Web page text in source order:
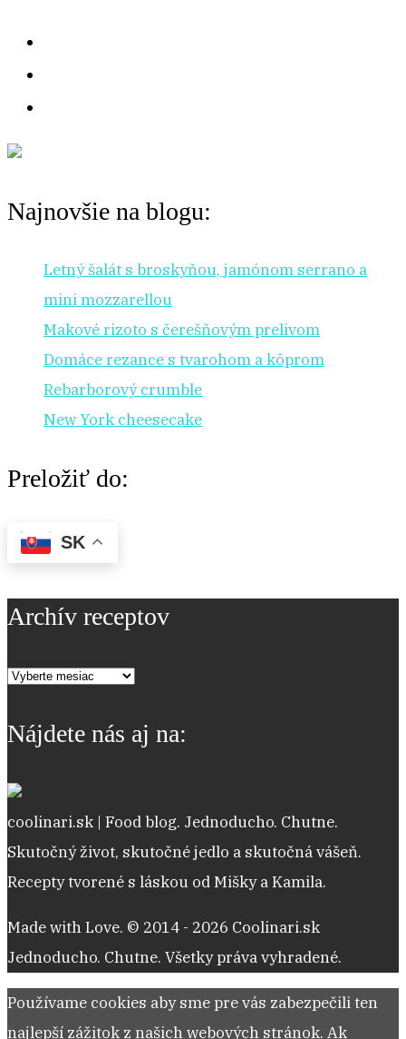
Najnovšie na blogu:
Letný šalát s broskyňou, jamónom serrano a
mini mozzarellou
Makové rizoto s čerešňovým prelivom
Domáce rezance s tvarohom a kôprom
Rebarborový crumble
New York cheesecake
Preložiť do:
SK
Archív receptov
Archív
Nájdete nás aj na:
coolinari.sk | Food blog. Jednoducho. Chutne.
Skutočný život, skutočné jedlo a skutočná vášeň.
Recepty tvorené s láskou od Mišky a Kamila.
Made with Love. © 2014 - 2026 Coolinari.sk
Jednoducho. Chutne. Všetky práva vyhradené.
Používame cookies aby sme pre vás zabezpečili ten
najlepší zážitok z našich webových stránok. Ak